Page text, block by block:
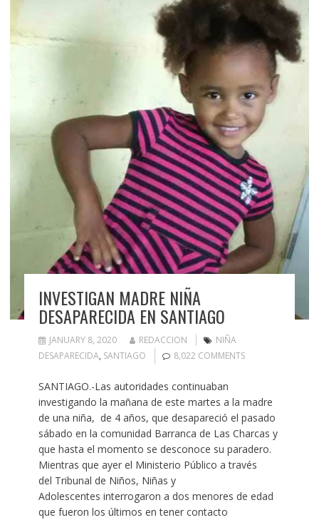
INVESTIGAN MADRE NIÑA
DESAPARECIDA EN SANTIAGO
JANUARY 8, 2020 REDACCION
NIÑA
DESAPARECIDA, SANTIAGO 8,022 COMMENTS
SANTIAGO.-Las autoridades continuaban
investigando la mañana de este martes a la madre
de una niña, de 4 años, que desapareció el pasado
sábado en la comunidad Barranca de Las Charcas y
que hasta el momento se desconoce su paradero.
Mientras que ayer el Ministerio Público a través
del Tribunal de Niños, Niñas y
Adolescentes interrogaron a dos menores de edad
que fueron los últimos en tener contacto